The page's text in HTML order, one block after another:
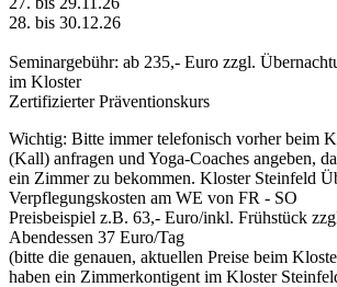
28. bis 30.12.26
Seminargebühr: ab 235,- Euro zzgl.
im Kloster
Zertifizierter Präventionskurs
Wichtig: Bitte immer telefonisch vorher beim
(Kall) anfragen und Yoga-Coaches angeben,
ein Zimmer zu bekommen. Kloster Steinfeld
Verpflegungskosten am WE von FR - SO
Preisbeispiel z.B. 63,- Euro/inkl. Frühstück
Abendessen 37 Euro/Tag
(bitte die genauen, aktuellen Preise beim
haben ein Zimmerkontigent im Kloster